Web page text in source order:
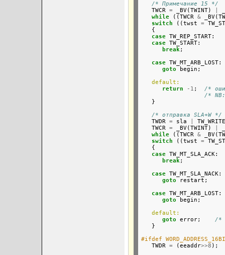
/* Примечание 15 */
   TWCR
= _BV(TWINT)
while ((TWCR &
switch ((twst =
   {
case TW_REP_START:
case TW_START:
break;
case TW_MT_ARB_LOST:
goto begin;
default:
return
-1 ; /*
/*
   }
/* отправка SLA+W */
   TWDR
= sla
   TWCR
= _BV(TWINT)
while ((TWCR &
switch ((twst =
   {
case TW_MT_SLA_ACK:
break;
case TW_MT_SLA_NACK:
goto restart;
case TW_MT_ARB_LOST:
goto begin;
default:
goto error; /*
   }
#ifdef
TWDR = (eeaddr>>8 );